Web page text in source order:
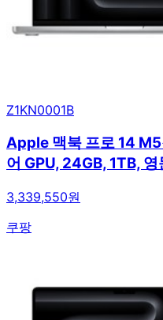
Z1KN0001B
Apple 맥북 프로 14
어 GPU, 24GB, 1TB, 영
3,339,550원
쿠팡